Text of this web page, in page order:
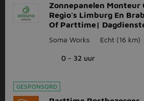
Zonnepanelen Monteur
Regio's Limburg En
Of Parttime|
Soma Works Echt (16 km)
0 - 32 uur
GESPONSORD